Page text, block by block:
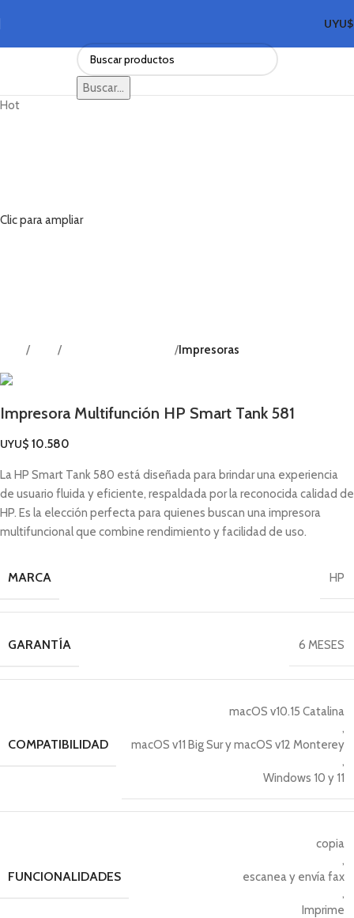
Buscar...
Hot
Clic para ampliar
Impresoras
Impresora Multifunción HP Smart Tank 581
UYU$ 10.580
La HP Smart Tank 580 está diseñada para brindar una experiencia
de usuario fluida y eficiente, respaldada por la reconocida calidad de
HP. Es la elección perfecta para quienes buscan una impresora
multifuncional que combine rendimiento y facilidad de uso.
MARCA HP
GARANTÍA 6 MESES
COMPATIBILIDAD
macOS v10.15 Catalina
,
macOS v11 Big Sur y macOS v12 Monterey
,
Windows 10 y 11
FUNCIONALIDADES
copia
,
escanea y envía fax
,
Imprime